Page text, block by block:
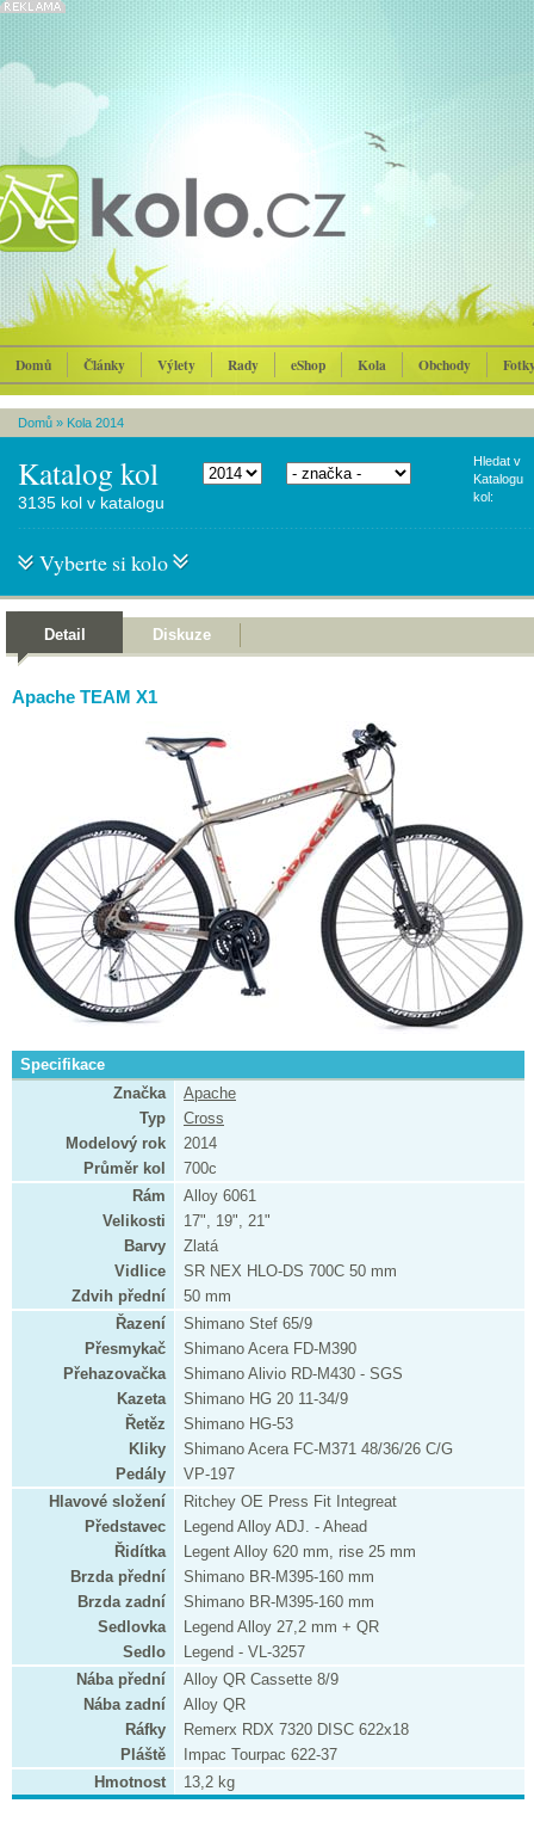
Domů Články Výlety Rady eShop Kola Obchody
Domů » Kola 2014
Katalog kol
Hledat v
Katalogu
kol:
3135 kol v katalogu
Vyberte si kolo
Detail Diskuze
Apache TEAM X1
Specifikace
Značka
Apache
Typ
Cross
Modelový rok
2014
Průměr kol
700c
Rám
Alloy 6061
Velikosti
17", 19", 21"
Barvy
Zlatá
Vidlice
SR NEX HLO-DS 700C 50 mm
Zdvih přední
50 mm
Řazení
Shimano Stef 65/9
Přesmykač
Shimano Acera FD-M390
Přehazovačka
Shimano Alivio RD-M430 - SGS
Kazeta
Shimano HG 20 11-34/9
Řetěz
Shimano HG-53
Kliky
Shimano Acera FC-M371 48/36/26 C/G
Pedály
VP-197
Hlavové složení
Ritchey OE Press Fit Integreat
Představec
Legend Alloy ADJ. - Ahead
Řidítka
Legent Alloy 620 mm, rise 25 mm
Brzda přední
Shimano BR-M395-160 mm
Brzda zadní
Shimano BR-M395-160 mm
Sedlovka
Legend Alloy 27,2 mm + QR
Sedlo
Legend - VL-3257
Nába přední
Alloy QR Cassette 8/9
Nába zadní
Alloy QR
Ráfky
Remerx RDX 7320 DISC 622x18
Pláště
Impac Tourpac 622-37
Hmotnost
13,2 kg